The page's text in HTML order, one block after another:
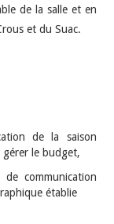
de la salle et en
et du Suac.
de la saison
gérer le budget,
communication
établie